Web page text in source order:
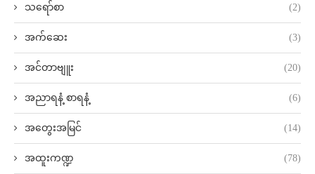
သရော်စာ (2)
အက်ဆေး (3)
အင်တာဗျူး (20)
အညာရနံ့ စာရနံ့ (6)
အတွေးအမြင် (14)
အထူးကဏ္ဍ (78)